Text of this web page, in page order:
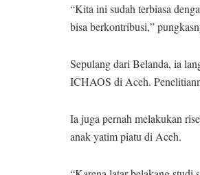
“Kita ini sudah terbiasa
bisa berkontribusi,”
Sepulang dari Belanda, ia
ICHAOS di Aceh.
Ia juga pernah melakukan
anak yatim piatu di Aceh.